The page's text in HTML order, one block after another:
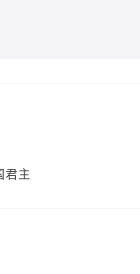
君主